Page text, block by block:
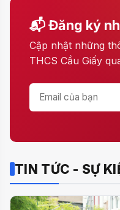
📬 Đăng ký
Cập nhật những
THCS Cầu Giấy
TIN TỨC - SỰ